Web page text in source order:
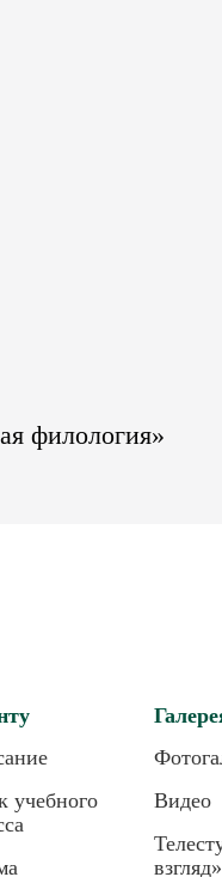
филология»
учебного
Видео
взгляд»